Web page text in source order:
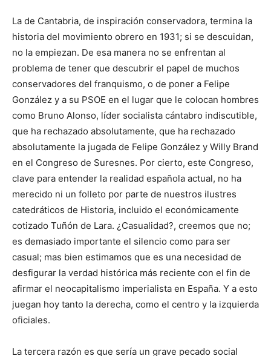
La de Cantabria, de inspiración conservadora, termina la
historia del movimiento obrero en 1931; si se descuidan,
no la empiezan. De esa manera no se enfrentan al
problema de tener que descubrir el papel de muchos
conservadores del franquismo, o de poner a Felipe
González y a su PSOE en el lugar que le colocan hombres
como Bruno Alonso, líder socialista cántabro indiscutible,
que ha rechazado absolutamente, que ha rechazado
absolutamente la jugada de Felipe González y Willy Brand
en el Congreso de Suresnes. Por cierto, este Congreso,
clave para entender la realidad española actual, no ha
merecido ni un folleto por parte de nuestros ilustres
catedráticos de Historia, incluido el económicamente
cotizado Tuñón de Lara. ¿Casualidad?, creemos que no;
es demasiado importante el silencio como para ser
casual; mas bien estimamos que es una necesidad de
desfigurar la verdad histórica más reciente con el fin de
afirmar el neocapitalismo imperialista en España. Y a esto
juegan hoy tanto la derecha, como el centro y la izquierda
oficiales.
La tercera razón es que sería un grave pecado social